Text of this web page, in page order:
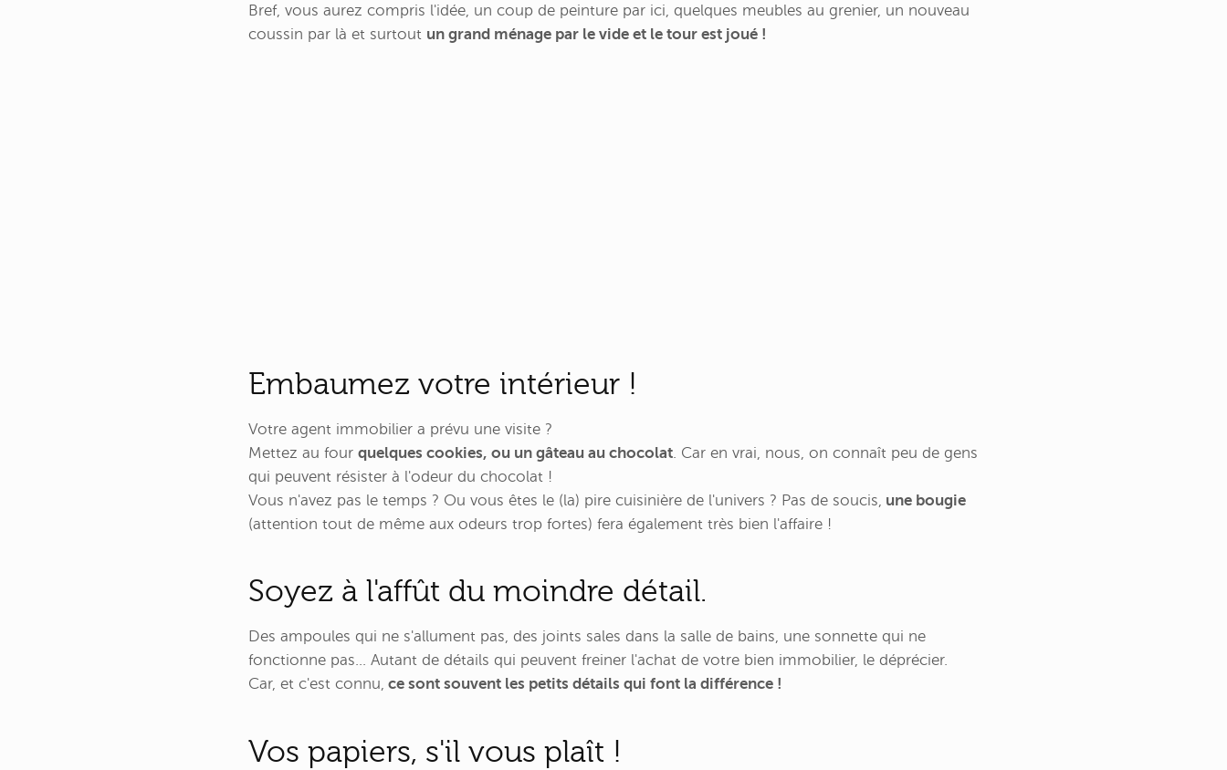
Bref, vous aurez compris l'idée, un coup de peinture par ici, quelques meubles au grenier, un nouveau
coussin par là et surtout un grand ménage par le vide et le tour est joué !
Embaumez votre intérieur !
Votre agent immobilier a prévu une visite ?
Mettez au four quelques cookies, ou un gâteau au chocolat. Car en vrai, nous, on connaît peu de gens
qui peuvent résister à l'odeur du chocolat !
Vous n'avez pas le temps ? Ou vous êtes le (la) pire cuisinière de l'univers ? Pas de soucis, une bougie
(attention tout de même aux odeurs trop fortes) fera également très bien l'affaire !
Soyez à l'affût du moindre détail.
Des ampoules qui ne s'allument pas, des joints sales dans la salle de bains, une sonnette qui ne
fonctionne pas... Autant de détails qui peuvent freiner l'achat de votre bien immobilier, le déprécier.
Car, et c'est connu, ce sont souvent les petits détails qui font la différence !
Vos papiers, s'il vous plaît !